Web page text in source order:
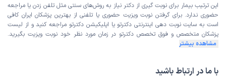
این ترتیب بیمار برای نوبت گیری از دکتر نیاز به روش‌های سنتی مثل تلفن زدن یا مراجعه
حضوری ندارد. برای گرفتن نوبت ویزیت حضوری یا تلفنی از بهترین پزشکان ایران کافی
است به سایت نوبت دهی اینترنتی دکترتو یا اپلیکیشن دکترتو مراجعه کنید و از لیست
پزشکان متخصص و فوق تخصص دکترتو در زمان مورد نظر خود نوبت ویزیت بگیرید.
مشاهده بیشتر
با ما در ارتباط باشید